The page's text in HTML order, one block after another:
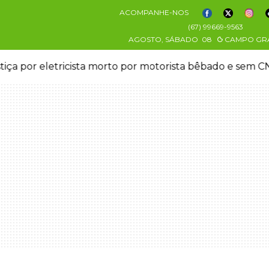
ACOMPANHE-NOS
(67) 99669-9563
AGOSTO, SÁBADO 08 CAMPO
por eletricista morto por motorista bêbado e sem